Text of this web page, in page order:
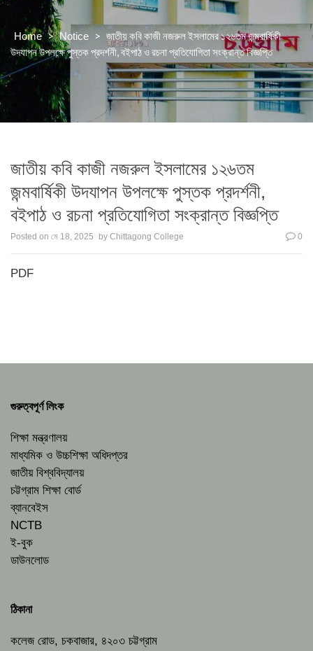
Home > Notice > জাতীয় কবি কাজী নজরুল ইসলামের ১২৬তম জন্মবার্ষিকী
উদযাপন উপলক্ষে পুস্তক প্রদর্শনী, বইপাঠ ও রচনা প্রতিযোগিতা সংক্রান্ত বিজ্ঞপ্তি
জাতীয় কবি কাজী নজরুল ইসলামের ১২৬তম
জন্মবার্ষিকী উদযাপন উপলক্ষে পুস্তক প্রদর্শনী,
বইপাঠ ও রচনা প্রতিযোগিতা সংক্রান্ত বিজ্ঞপ্তি
Posted on মে 18, 2025 by Chittagong College 0
PDF
গুরুত্বপূর্ণ লিংক
শিক্ষা মন্ত্রণালয়
মাধ্যমিক ও উচ্চশিক্ষা অধিদপ্তর
জাতীয় বিশ্ববিদ্যালয়
চট্টগ্রাম শিক্ষা বোর্ড
ব্যানবেইস
NCTB
ই-বুক
ডাউনলোড
ঠিকানা
কলেজ রোড, চকবাজার, ৪২০৩ চট্টগ্রাম